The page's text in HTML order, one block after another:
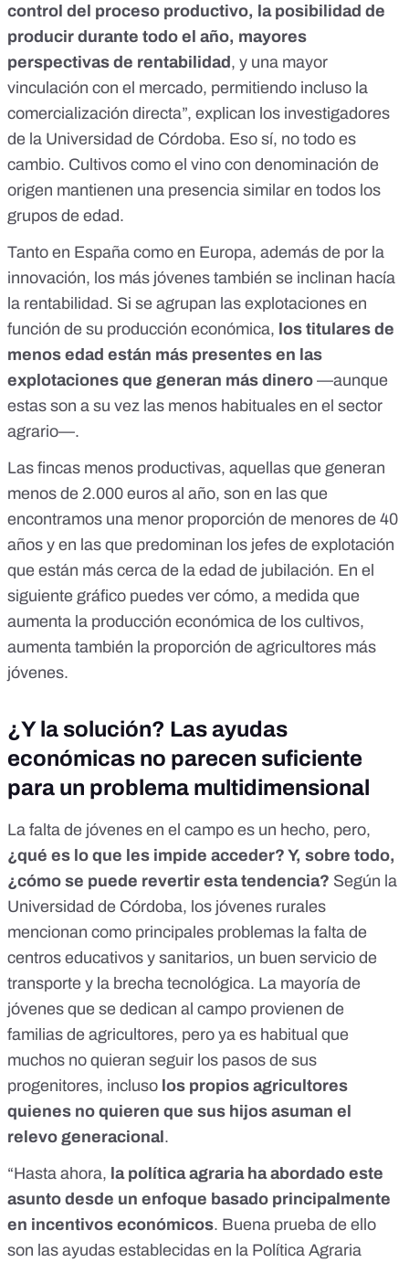
control del proceso productivo, la posibilidad de
producir durante todo el año, mayores
perspectivas de rentabilidad , y una mayor
vinculación con el mercado, permitiendo incluso la
comercialización directa”, explican los investigadores
de la Universidad de Córdoba. Eso sí, no todo es
cambio. Cultivos como el vino con denominación de
origen mantienen una presencia similar en todos los
grupos de edad.
Tanto en España como en Europa, además de por la
innovación, los más jóvenes también se inclinan hacía
la rentabilidad. Si se agrupan las explotaciones en
función de su producción económica, los titulares de
menos edad están más presentes en las
explotaciones que generan más dinero —aunque
estas son a su vez las menos habituales en el sector
agrario—.
Las fincas menos productivas, aquellas que generan
menos de 2.000 euros al año, son en las que
encontramos una menor proporción de menores de 40
años y en las que predominan los jefes de explotación
que están más cerca de la edad de jubilación. En el
siguiente gráfico puedes ver cómo, a medida que
aumenta la producción económica de los cultivos,
aumenta también la proporción de agricultores más
jóvenes.
¿Y la solución? Las ayudas
económicas no parecen suficiente
para un problema multidimensional
La falta de jóvenes en el campo es un hecho, pero,
¿qué es lo que les impide acceder? Y, sobre todo,
¿cómo se puede revertir esta tendencia? Según la
Universidad de Córdoba, los jóvenes rurales
mencionan como principales problemas la falta de
centros educativos y sanitarios, un buen servicio de
transporte y la brecha tecnológica. La mayoría de
jóvenes que se dedican al campo provienen de
familias de agricultores, pero ya es habitual que
muchos no quieran seguir los pasos de sus
progenitores, incluso los propios agricultores
quienes no quieren que sus hijos asuman el
relevo generacional .
“Hasta ahora, la política agraria ha abordado este
asunto desde un enfoque basado principalmente
en incentivos económicos. Buena prueba de ello
son las ayudas establecidas en la Política Agraria